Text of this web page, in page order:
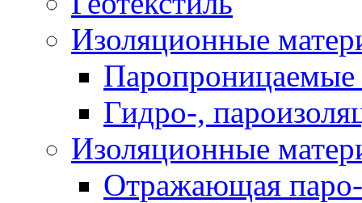
Изоляционные
Гидро-,
Изоляционные
Отражающая